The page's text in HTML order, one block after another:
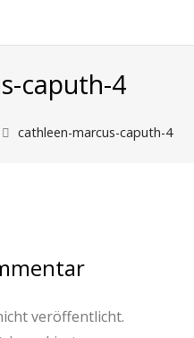
caputh-4
cathleen-marcus-caputh-4
veröffentlicht.